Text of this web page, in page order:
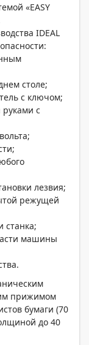
«EASY
IDEAL
столе;
с ключом;
с
лезвия;
режущей
станка;
машины
прижимом
бумаги (70
до 40